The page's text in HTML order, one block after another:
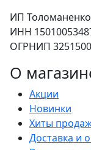
ИП
ИНН
ОГРНИП
О
Акции
Новинки
Хиты
Доставка и